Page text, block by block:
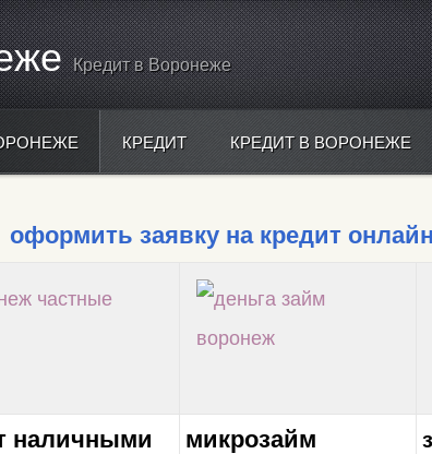
Кредит в Воронеже
КРЕДИТ КРЕДИТ В ВОРОНЕЖЕ
оформить заявку на кредит онлайн
наличными микрозайм